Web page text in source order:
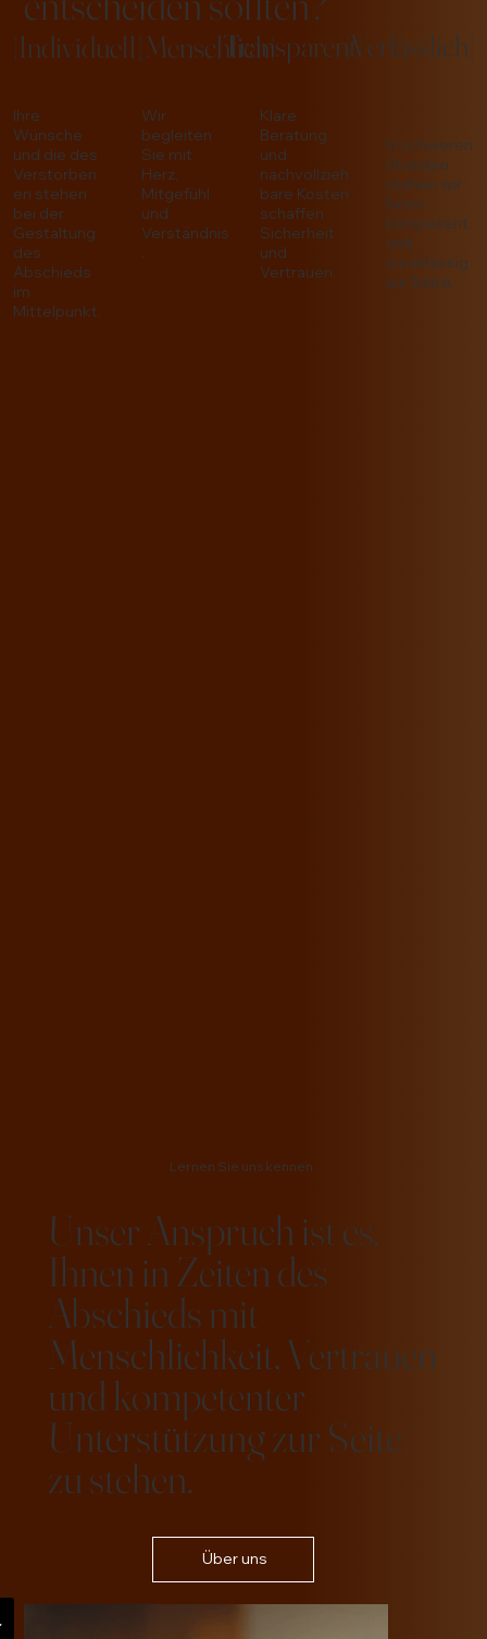
Wir
begleiten
Sie mit
Herz,
Mitgefühl
und
Verständnis
.
In schweren
Stunden
stehen wir
Ihnen
kompetent
und
zuverlässig
zur Seite.
Ihre
Wünsche
und die des
Verstorben
en stehen
bei der
Gestaltung
des
Abschieds
im
Mittelpunkt.
Klare
Beratung
und
nachvollzieh
bare Kosten
schaffen
Sicherheit
und
Vertrauen.
|Individuell| |Menschlich||Transparent||Verlässlich|
Lernen Sie uns kennen
Unser Anspruch ist es,
Ihnen in Zeiten des
Abschieds mit
Menschlichkeit, Vertrauen
und kompetenter
Unterstützung zur Seite
zu stehen.
Über uns